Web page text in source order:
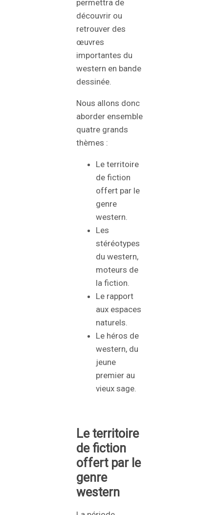
permettra de
découvrir ou
retrouver des
œuvres
importantes du
western en bande
dessinée.
Nous allons donc
aborder ensemble
quatre grands
thèmes :
Le territoire
de fiction
offert par le
genre
western.
Les
stéréotypes
du western,
moteurs de
la fiction.
Le rapport
aux espaces
naturels.
Le héros de
western, du
jeune
premier au
vieux sage.
Le territoire
de fiction
offert par le
genre
western